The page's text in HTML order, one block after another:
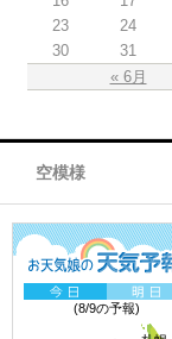
« 6月
23
24
30
31
空模様